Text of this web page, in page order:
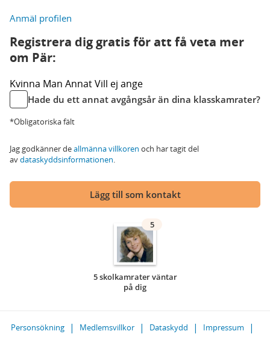
Anmäl profilen
Registrera dig gratis för att få veta mer
om Pär:
Kvinna Man AnnatVill ej ange
Hade du ett annat avgångsår än dina klasskamrater?
*Obligatoriska fält
Jag godkänner deallmänna villkoren och har tagit del
avdataskyddsinformationen.
Lägg till som kontakt
5
5 skolkamrater väntar
på dig
Personsökning Medlemsvillkor Dataskydd
Impressum